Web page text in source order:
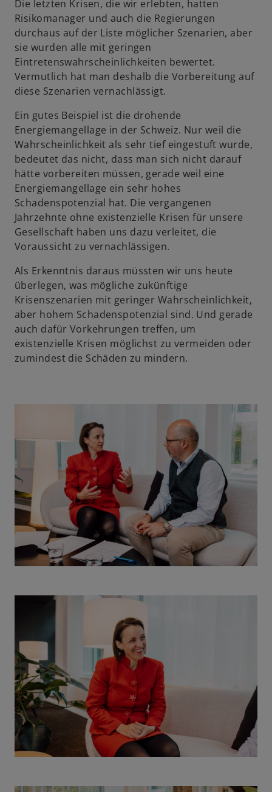
r
t
e
e
ö
f
n
e
t
Die letzten Krisen, die wir erlebten, hatten
Risikomanager und auch die Regierungen
durchaus auf der Liste möglicher Szenarien, aber
sie wurden alle mit geringen
Eintretenswahrscheinlichkeiten bewertet.
Vermutlich hat man deshalb die Vorbereitung auf
diese Szenarien vernachlässigt.
Ein gutes Beispiel ist die drohende
Energiemangellage in der Schweiz. Nur weil die
Wahrscheinlichkeit als sehr tief eingestuft wurde,
bedeutet das nicht, dass man sich nicht darauf
hätte vorbereiten müssen, gerade weil eine
Energiemangellage ein sehr hohes
Schadenspotenzial hat. Die vergangenen
Jahrzehnte ohne existenzielle Krisen für unsere
Gesellschaft haben uns dazu verleitet, die
Voraussicht zu vernachlässigen.
Als Erkenntnis daraus müssten wir uns heute
überlegen, was mögliche zukünftige
Krisenszenarien mit geringer Wahrscheinlichkeit,
aber hohem Schadenspotenzial sind. Und gerade
auch dafür Vorkehrungen treffen, um
existenzielle Krisen möglichst zu vermeiden oder
zumindest die Schäden zu mindern.